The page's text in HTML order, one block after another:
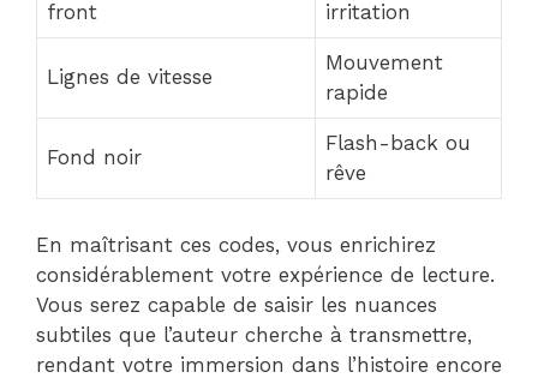
front
irritation
Lignes de vitesse
Mouvement
rapide
Fond noir
Flash-back ou
rêve
En maîtrisant ces codes, vous enrichirez
considérablement votre expérience de lecture.
Vous serez capable de saisir les nuances
subtiles que l’auteur cherche à transmettre,
rendant votre immersion dans l’histoire encore